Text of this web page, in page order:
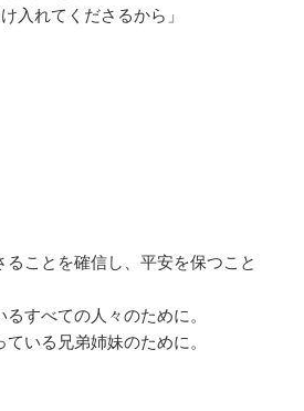
入れてくださるから」
ることを確信し、平安を保つこと
るすべての人々のために。
ている兄弟姉妹のために。